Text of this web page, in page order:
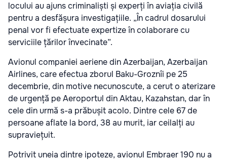
locului au ajuns criminaliști și experți în aviația civilă
pentru a desfășura investigațiile. „În cadrul dosarului
penal vor fi efectuate expertize în colaborare cu
serviciile țărilor învecinate”.
Avionul companiei aeriene din Azerbaijan, Azerbaijan
Airlines, care efectua zborul Baku-Groznîi pe 25
decembrie, din motive necunoscute, a cerut o aterizare
de urgență pe Aeroportul din Aktau, Kazahstan, dar în
cele din urmă s-a prăbușit acolo. Dintre cele 67 de
persoane aflate la bord, 38 au murit, iar ceilalți au
supraviețuit.
Potrivit uneia dintre ipoteze, avionul Embraer 190 nu a